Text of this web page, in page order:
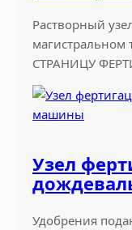
Растворный
магистральном
СТРАНИЦУ
Узел
Удобрения